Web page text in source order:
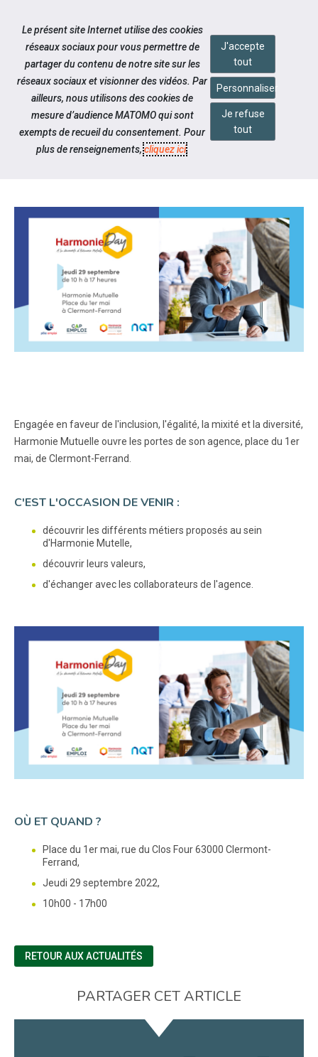
Aller au contenu
Notre actualité
JOURNÉE PORTES OUVERTES -
Engagée en faveur de l'inclusion, l'égalité, la mixité et la diversité,
Harmonie Mutuelle ouvre les portes de son agence, place du 1er
mai, de Clermont-Ferrand.
C'EST L'OCCASION DE VENIR :
découvrir les différents métiers proposés au sein
d'Harmonie Mutelle,
découvrir leurs valeurs,
d'échanger avec les collaborateurs de l'agence.
OÙ ET QUAND ?
Place du 1er mai, rue du Clos Four 63000 Clermont-
Ferrand,
Jeudi 29 septembre 2022,
10h00 - 17h00
RETOUR AUX ACTUALITÉS
PARTAGER CET ARTICLE
Le présent site Internet utilise des cookies
réseaux sociaux pour vous permettre de
partager du contenu de notre site sur les
réseaux sociaux et visionner des vidéos. Par
ailleurs, nous utilisons des cookies de
mesure d’audience MATOMO qui sont
exempts de recueil du consentement. Pour
plus de renseignements,cliquez ici.
J'accepte
tout
Personnaliser
Je refuse
tout